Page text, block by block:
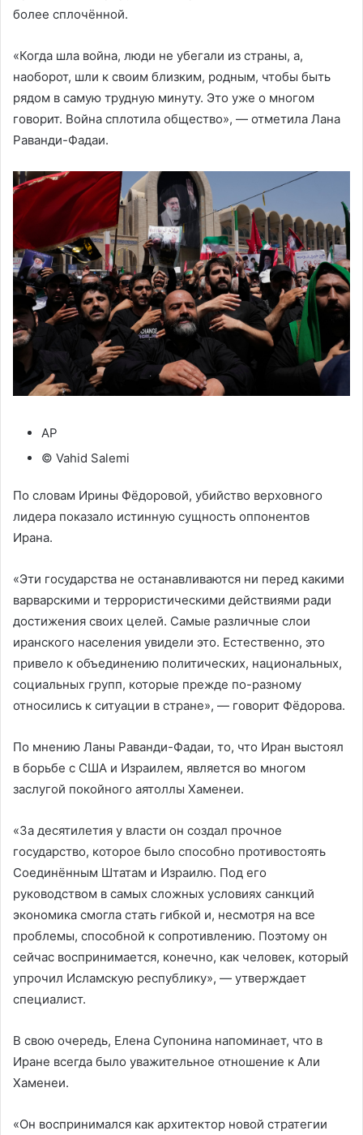
более сплочённой.
«Когда шла война, люди не убегали из страны, а,
наоборот, шли к своим близким, родным, чтобы быть
рядом в самую трудную минуту. Это уже о многом
говорит. Война сплотила общество», — отметила Лана
Раванди-Фадаи.
AP
© Vahid Salemi
По словам Ирины Фёдоровой, убийство верховного
лидера показало истинную сущность оппонентов
Ирана.
«Эти государства не останавливаются ни перед какими
варварскими и террористическими действиями ради
достижения своих целей. Самые различные слои
иранского населения увидели это. Естественно, это
привело к объединению политических, национальных,
социальных групп, которые прежде по-разному
относились к ситуации в стране», — говорит Фёдорова.
По мнению Ланы Раванди-Фадаи, то, что Иран выстоял
в борьбе с США и Израилем, является во многом
заслугой покойного аятоллы Хаменеи.
«За десятилетия у власти он создал прочное
государство, которое было способно противостоять
Соединённым Штатам и Израилю. Под его
руководством в самых сложных условиях санкций
экономика смогла стать гибкой и, несмотря на все
проблемы, способной к сопротивлению. Поэтому он
сейчас воспринимается, конечно, как человек, который
упрочил Исламскую республику», — утверждает
специалист.
В свою очередь, Елена Супонина напоминает, что в
Иране всегда было уважительное отношение к Али
Хаменеи.
«Он воспринимался как архитектор новой стратегии